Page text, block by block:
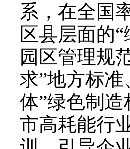
系，在全国
区县层面的
园区管理规
求”地方标
体”绿色制
市高耗能行